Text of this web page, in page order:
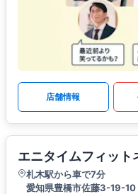
店舗情報
エニタイムフィット
札木駅から車で7分
愛知県豊橋市佐藤3-19-10